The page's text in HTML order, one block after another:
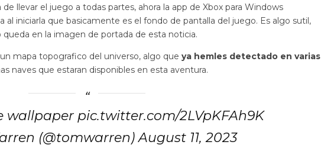
llevar el juego a todas partes, ahora la app de Xbox para Windows
al iniciarla que basicamente es el fondo de pantalla del juego. Es algo sutil,
en la imagen de portada de esta noticia.
mapa topografico del universo, algo que ya hemles detectado en varias
naves que estaran disponibles en esta aventura.
wallpaper pic.twitter.com/2LVpKFAh9K
(@tomwarren) August 11, 2023